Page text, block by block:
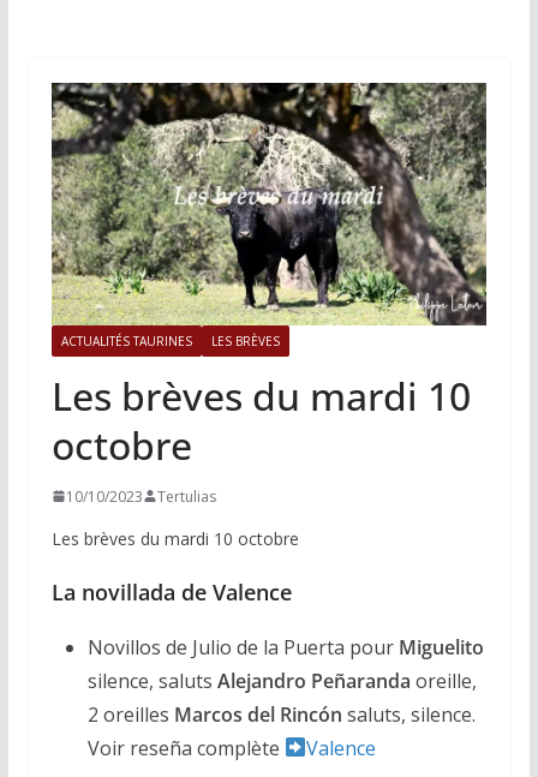
ACTUALITÉS TAURINES LES BRÈVES
Les brèves du mardi 10
octobre
10/10/2023 Tertulias
Les brèves du mardi 10 octobre
La novillada de Valence
Novillos de Julio de la Puerta pour Miguelito
silence, saluts Alejandro Peñaranda oreille,
2 oreilles Marcos del Rincón saluts, silence.
Voir reseña complète
Valence